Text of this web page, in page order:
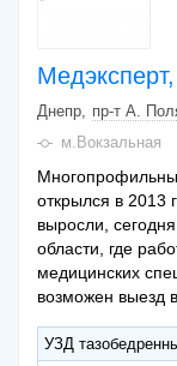
Днепр
пр-т А.
м.Вокзальная
открылся в 2013
выросли,
области, где
медицинских
возможен выезд
УЗД